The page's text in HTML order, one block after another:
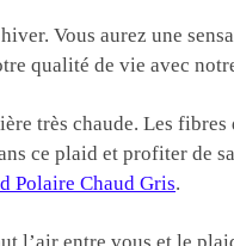
Vous aurez une
qualité de vie avec
très chaude. Les
ce plaid et profiter de
Polaire Chaud Gris.